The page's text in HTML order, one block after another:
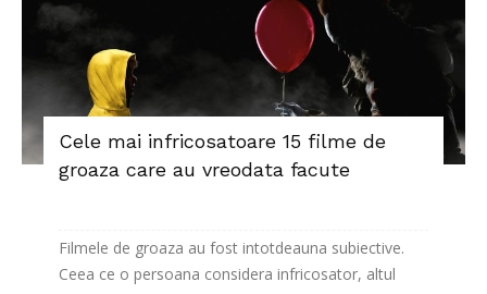
Cele mai infricosatoare 15 filme de
groaza care au vreodata facute
Filmele de groaza au fost intotdeauna subiective.
Ceea ce o persoana considera infricosator, altul